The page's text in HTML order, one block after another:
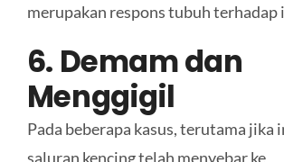
merupakan respons tubuh terhadap
6. Demam dan
Menggigil
Pada beberapa kasus, terutama jika
saluran kencing telah menyebar ke